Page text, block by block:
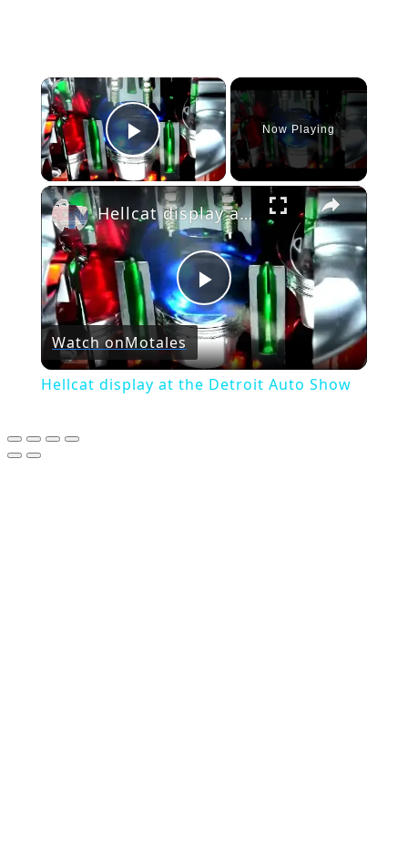
×
Play Video
Now Playing
×
Play
Video
Hellcat display at the Detroit Auto Show
Watch onMotales
Hellcat display at the Detroit Auto Show